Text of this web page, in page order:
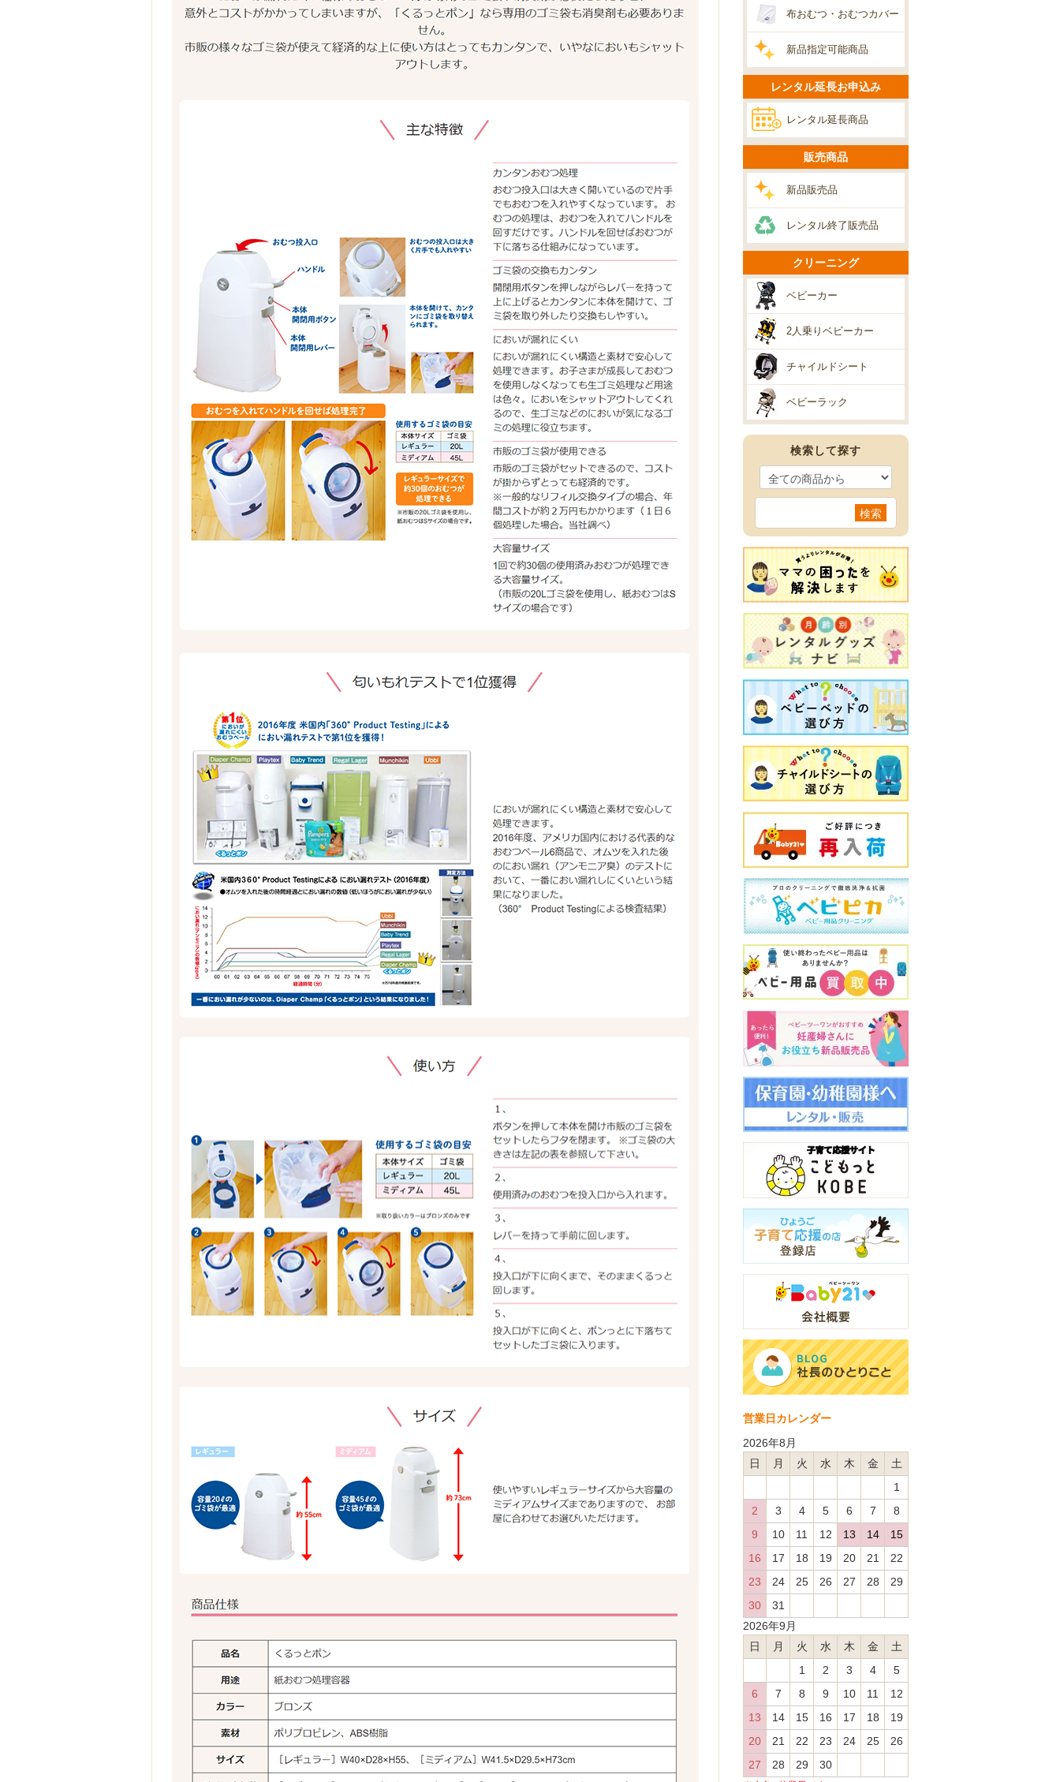
布おむつ・おむつカバー
新品指定可能商品
レンタル延長お申込み
レンタル延長商品
販売商品
新品販売品
レンタル終了販売品
クリーニング
ベビーカー
2人乗りベビーカー
チャイルドシート
ベビーラック
検索して探す
検索
営業日カレンダー
2026年8月
日
月 火 水 木 金
土
1
2
3 4 5 6 7
8
9
10 11 12 13 14
15
16
17 18 19 20 21
22
23
24 25 26 27 28
29
30
31
2026年9月
日
月 火 水 木 金
土
1
2 3 4
5
6
7 8 9 10 11
12
13
14 15 16 17 18
19
20
21 22 23 24 25
26
27
28 29 30